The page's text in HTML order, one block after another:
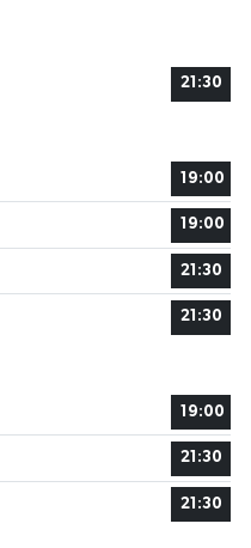
21:30
19:00
19:00
21:30
21:30
19:00
21:30
21:30